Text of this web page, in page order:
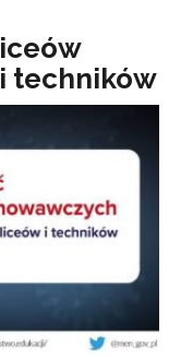
techników